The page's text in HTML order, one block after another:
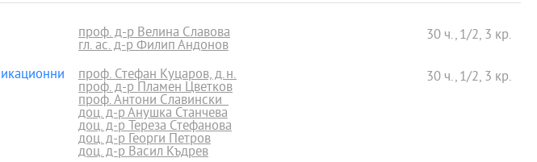
проф. д-р Велина Славова
гл. ас. д-р Филип Андонов
30 ч., 1/2, 3 кр.
проф. Стефан Куцаров, д.н.
проф. д-р Пламен Цветков
проф. Антони Славински
доц. д-р Анушка Станчева
доц. д-р Тереза Стефанова
доц. д-р Георги Петров
доц. д-р Васил Къдрев
30 ч., 1/2, 3 кр.